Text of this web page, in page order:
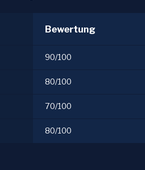
Bewertung
90/100
80/100
70/100
80/100